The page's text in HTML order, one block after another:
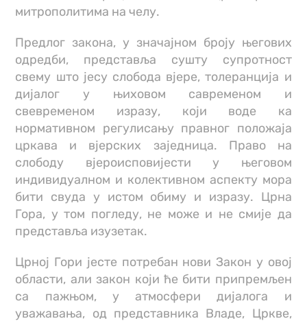
митрополитима на челу.
Предлог закона, у значајном броју његових
одредби, представља сушту супротност
свему што јесу слобода вјере, толеранција и
дијалог у њиховом савременом и
свевременом изразу, који воде ка
нормативном регулисању правног положаја
цркава и вјерских заједница. Право на
слободу вјероисповијести у његовом
индивидуалном и колективном аспекту мора
бити свуда у истом обиму и изразу. Црна
Гора, у том погледу, не може и не смије да
представља изузетак.
Црној Гори јесте потребан нови Закон у овој
области, али закон који ће бити припремљен
са пажњом, у атмосфери дијалога и
уважавања, од представника Владе, Цркве,